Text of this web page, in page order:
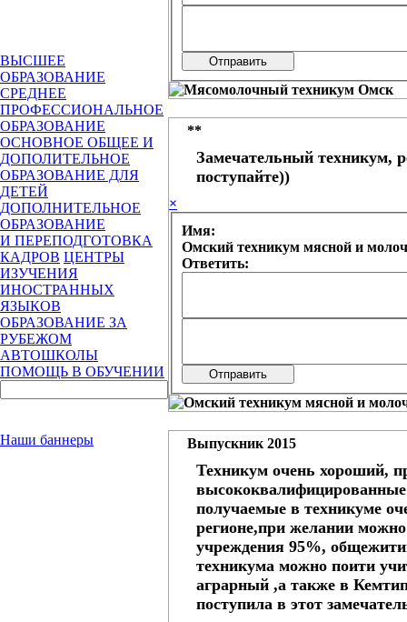
ВЫСШЕЕ
ОБРАЗОВАНИЕ
СРЕДНЕЕ
ПРОФЕССИОНАЛЬНОЕ
ОБРАЗОВАНИЕ
ОСНОВНОЕ ОБЩЕЕ И
ДОПОЛИТЕЛЬНОЕ
ОБРАЗОВАНИЕ ДЛЯ
ДЕТЕЙ
ДОПОЛНИТЕЛЬНОЕ
ОБРАЗОВАНИЕ
И ПЕРЕПОДГОТОВКА
КАДРОВ ЦЕНТРЫ
ИЗУЧЕНИЯ
ИНОСТРАННЫХ
ЯЗЫКОВ
ОБРАЗОВАНИЕ ЗА
РУБЕЖОМ
АВТОШКОЛЫ
ПОМОЩЬ В ОБУЧЕНИИ
Наши баннеры
**
Замечательный техникум,
поступайте))
×
Имя:
Омский техникум мясной и
Ответить:
Выпускник 2015
Техникум очень хороший,
получаемые в техникуме
регионе,при желании
учреждения 95%,
техникума можно поити
аграрный ,а также в
поступила в этот